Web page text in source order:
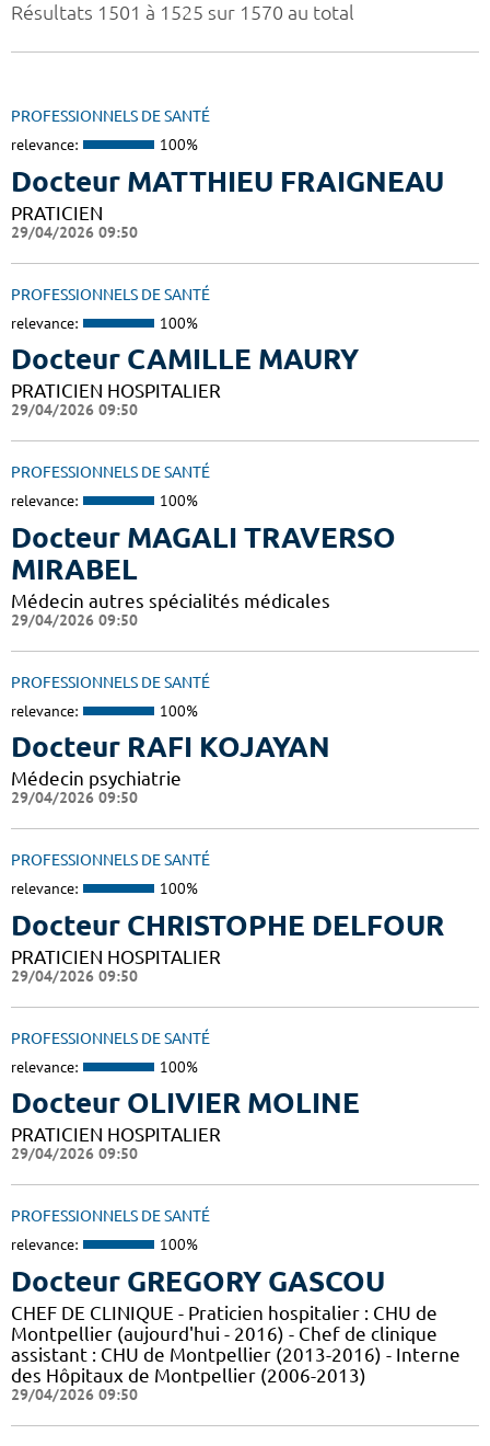
Résultats 1501 à 1525 sur 1570 au total
PROFESSIONNELS DE SANTÉ
relevance: 100%
Docteur MATTHIEU FRAIGNEAU
PRATICIEN
29/04/2026 09:50
PROFESSIONNELS DE SANTÉ
relevance: 100%
Docteur CAMILLE MAURY
PRATICIEN HOSPITALIER
29/04/2026 09:50
PROFESSIONNELS DE SANTÉ
relevance: 100%
Docteur MAGALI TRAVERSO
MIRABEL
Médecin autres spécialités médicales
29/04/2026 09:50
PROFESSIONNELS DE SANTÉ
relevance: 100%
Docteur RAFI KOJAYAN
Médecin psychiatrie
29/04/2026 09:50
PROFESSIONNELS DE SANTÉ
relevance: 100%
Docteur CHRISTOPHE DELFOUR
PRATICIEN HOSPITALIER
29/04/2026 09:50
PROFESSIONNELS DE SANTÉ
relevance: 100%
Docteur OLIVIER MOLINE
PRATICIEN HOSPITALIER
29/04/2026 09:50
PROFESSIONNELS DE SANTÉ
relevance: 100%
Docteur GREGORY GASCOU
CHEF DE CLINIQUE - Praticien hospitalier : CHU de
Montpellier (aujourd'hui - 2016) - Chef de clinique
assistant : CHU de Montpellier (2013-2016) - Interne
des Hôpitaux de Montpellier (2006-2013)
29/04/2026 09:50